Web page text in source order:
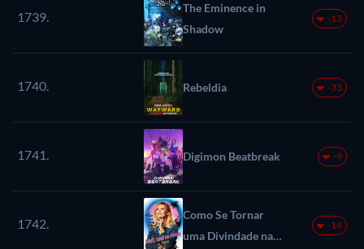
1739.
The Eminence in
Shadow
-13
1740. Rebeldia -33
1741. Digimon Beatbreak -9
1742.
Como Se Tornar
uma Divindade na
-14